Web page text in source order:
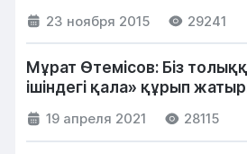
23 ноября 2015 29241
Мұрат Өтемісов: Біз
ішіндегі қала» құрып
19 апреля 2021 28115